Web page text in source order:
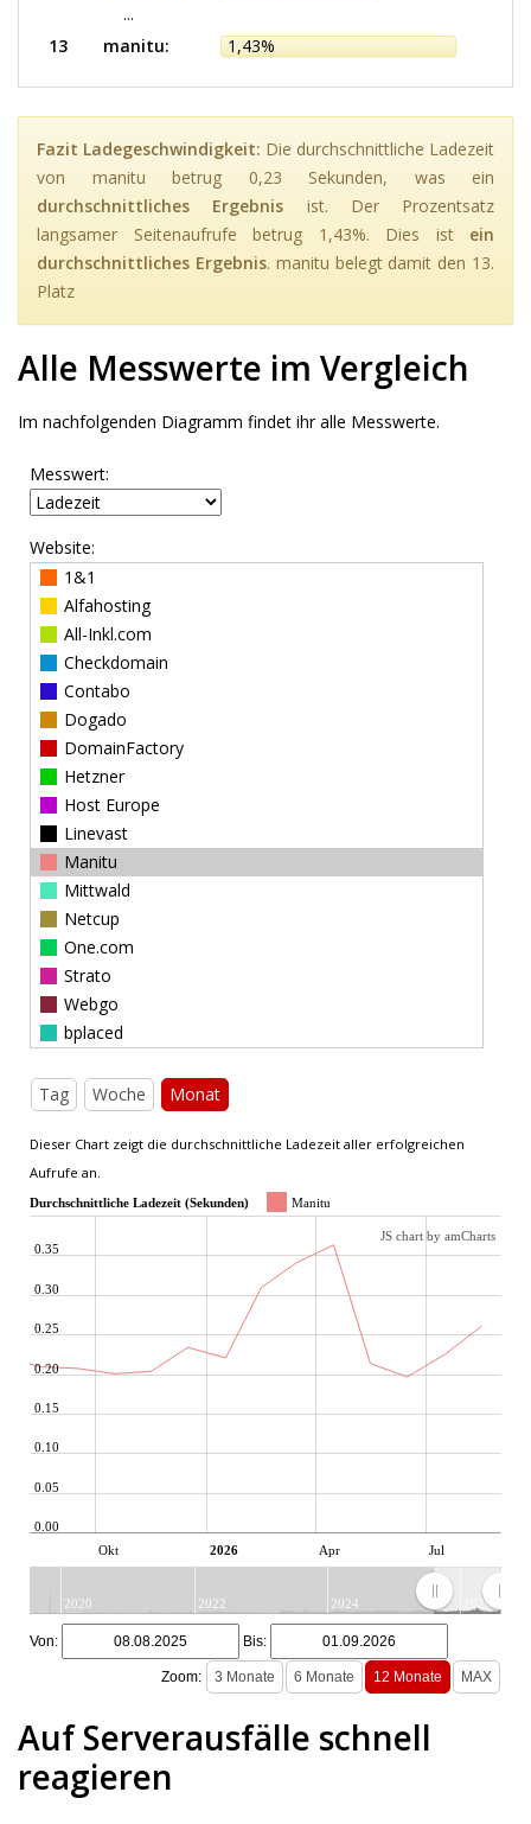
...
13
manitu: 1,43%
Fazit Ladegeschwindigkeit: Die durchschnittliche Ladezeit
von manitu betrug 0,23 Sekunden, was ein
durchschnittliches Ergebnis ist. Der Prozentsatz
langsamer Seitenaufrufe betrug 1,43%. Dies ist ein
durchschnittliches Ergebnis. manitu belegt damit den 13.
Platz
Alle Messwerte im Vergleich
Im nachfolgenden Diagramm findet ihr alle Messwerte.
Messwert:
Website:
1&1
Alfahosting
All-Inkl.com
Checkdomain
Contabo
Dogado
DomainFactory
Hetzner
Host Europe
Linevast
Manitu
Mittwald
Netcup
One.com
Strato
Webgo
bplaced
Tag Woche Monat
Dieser Chart zeigt die durchschnittliche Ladezeit aller erfolgreichen
Aufrufe an.
Durchschnittliche Ladezeit (Sekunden) Manitu
Okt 2026 Apr Jul
0.00
0.05
0.10
0.15
0.20
0.25
0.30
0.35
JS chart by amCharts
2020 2022 2024 2026
JS chart by amCharts
Von: Bis:
Zoom:
Auf Serverausfälle schnell
reagieren